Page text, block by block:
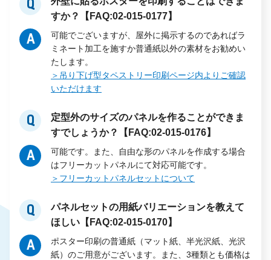
Q
すか？【FAQ:02-015-0177】
A
可能でございますが、屋外に掲示するのであればラ
ミネート加工を施すか普通紙以外の素材をお勧めい
たします。
＞吊り下げ型タペストリー印刷ページ内よりご確認
いただけます
Q
定型外のサイズのパネルを作ることができま
すでしょうか？【FAQ:02-015-0176】
A
可能です。また、自由な形のパネルを作成する場合
はフリーカットパネルにて対応可能です。
＞フリーカットパネルセットについて
Q
パネルセットの用紙バリエーションを教えて
ほしい【FAQ:02-015-0170】
A
ポスター印刷の普通紙（マット紙、半光沢紙、光沢
紙）のご用意がございます。また、3種類とも価格は